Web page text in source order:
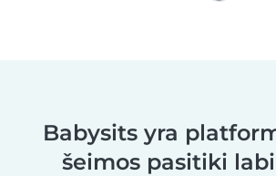
Babysits yra
šeimos pasitiki